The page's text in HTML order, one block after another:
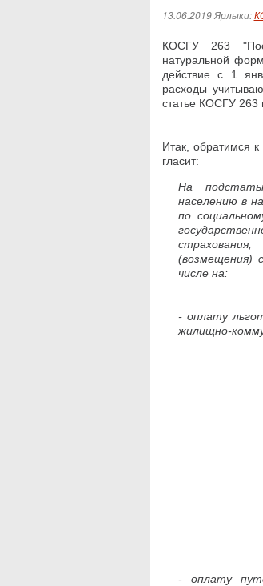
13.06.2019 Ярлыки:
КОСГУ 263
натуральной
действие с 1
расходы
статье КОСГУ 263
Итак, обратимся
гласит:
На
населению в
по
(возмещения)
числе на:
- оплату
жилищно-
- оплату